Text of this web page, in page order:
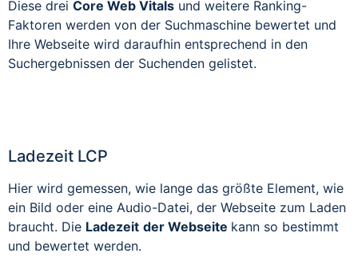
Diese drei Core Web Vitals und weitere Ranking-
Faktoren werden von der Suchmaschine bewertet und
Ihre Webseite wird daraufhin entsprechend in den
Suchergebnissen der Suchenden gelistet.
Ladezeit LCP
Hier wird gemessen, wie lange das größte Element, wie
ein Bild oder eine Audio-Datei, der Webseite zum Laden
braucht. Die Ladezeit der Webseite kann so bestimmt
und bewertet werden.